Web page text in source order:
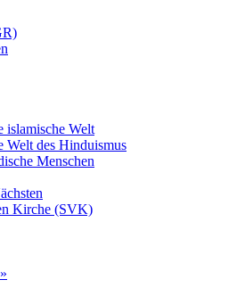
islamische Welt
Welt des Hinduismus
Menschen
Kirche (SVK)